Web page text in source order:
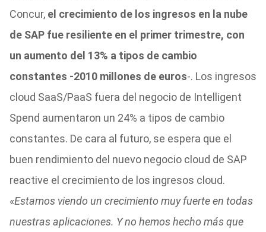
Concur, el crecimiento de los ingresos en la nube
de SAP fue resiliente en el primer trimestre, con
un aumento del 13% a tipos de cambio
constantes -2010 millones de euros-. Los ingresos
cloud SaaS/PaaS fuera del negocio de Intelligent
Spend aumentaron un 24% a tipos de cambio
constantes. De cara al futuro, se espera que el
buen rendimiento del nuevo negocio cloud de SAP
reactive el crecimiento de los ingresos cloud.
«Estamos viendo un crecimiento muy fuerte en todas
nuestras aplicaciones. Y no hemos hecho más que